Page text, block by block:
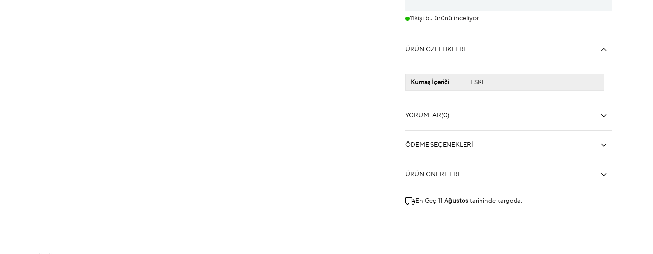
11 kişi bu ürünü inceliyor
ÜRÜN ÖZELLIKLERI
Kumaş İçeriği ESKİ
YORUMLAR(0)
ÖDEME SEÇENEKLERI
ÜRÜN ÖNERILERI
En Geç11 Ağustos tarihinde kargoda.